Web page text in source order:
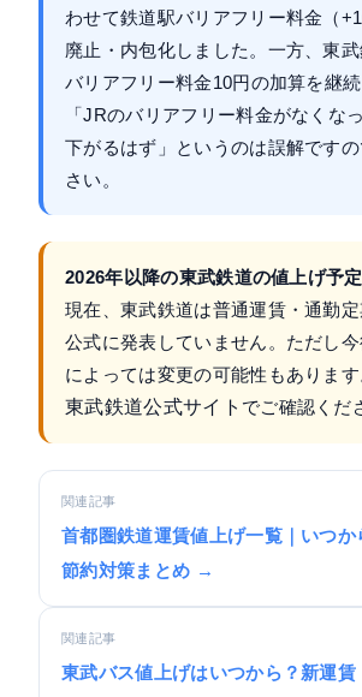
わせて鉄道駅バリアフリー料金（
廃止・内包化しました。一方、東
バリアフリー料金10円の加算を継続
「JRのバリアフリー料金がなくな
下がるはず」というのは誤解です
さい。
2026年以降の東武鉄道の値上げ予
現在、東武鉄道は普通運賃・通勤
公式に発表していません。ただし
によっては変更の可能性もありま
東武鉄道公式サイト でご確認くだ
関連記事
首都圏鉄道運賃値上げ一覧｜いつか
節約対策まとめ →
関連記事
東武バス値上げはいつから？新運賃